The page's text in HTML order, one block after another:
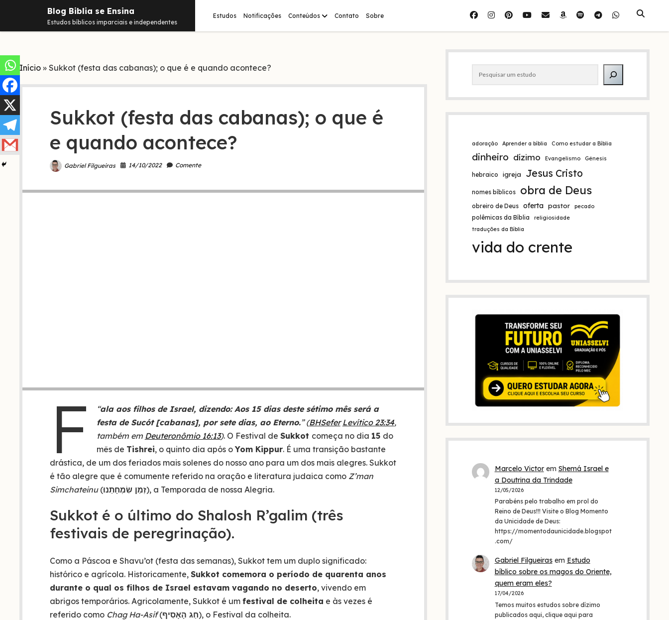
Blog Biblia se Ensina
Estudos bíblicos imparciais e independentes
Estudos Notificações Conteúdos abrirContato Sobre facebookinstagram
pinterestyoutube
e-
amazon
spotifytelegram
whatsapp
Início »Sukkot (festa das cabanas); o que é e quando acontece?
Sukkot (festa das cabanas); o que é
e quando acontece?
Gabriel Filgueiras 14/10/2022 Comente
“
F
ala aos filhos de Israel, dizendo: Aos 15 dias deste sétimo mês será a
festa de Sucót [cabanas], por sete dias, ao Eterno.” (BHSefer Levítico 23:34,
também em Deuteronômio 16:13). O Festival de Sukkot começa no dia 15 do
mês de Tishrei, o quinto dia após oYom Kippur. É uma transição bastante
drástica, de um dos feriados mais solenes do nosso ano para um dos mais alegres. Sukkot
é tão alegre que é comumente referido na oração e literatura judaica como Z’man
Simchateinu(זְמַן שִׂמְחָתֵנוּ), a Temporada de nossa Alegria.
Sukkot é o último do Shalosh R’galim (três
festivais de peregrinação).
Como a Páscoa e Shavu’ot (festa das semanas), Sukkot tem um duplo significado:
histórico e agrícola. Historicamente,Sukkot comemora o período de quarenta anos
durante o qual os filhos de Israel estavam vagando no deserto, vivendo em
abrigos temporários. Agricolamente, Sukkot é umfestival de colheita e às vezes é
referido como Chag Ha-Asif(חַג הָאָסִיף), o Festival da colheita.
Barra
lateral
adoração Aprender a bíblia Como estudar a Bíblia
dinheiro dízimo Evangelismo Gênesis
hebraico igreja Jesus Cristo
nomes bíblicos obra de Deus
obreiro de Deus oferta pastor pecado
polêmicas da Bíblia
religiosidade
traduções da Bíblia
vida do crente
Marcelo Victorem Shemá Israel e
a Doutrina da Trindade
12/05/2026
Parabéns pelo trabalho em prol do
Reino de Deus!!! Visite o Blog Momento
da Unicidade de Deus:
https://momentodaunicidade.blogspot
.com/
Gabriel Filgueirasem Estudo
bíblico sobre os magos do Oriente,
quem eram eles?
17/04/2026
Temos muitos estudos sobre dízimo
publicados aqui, clique aqui para